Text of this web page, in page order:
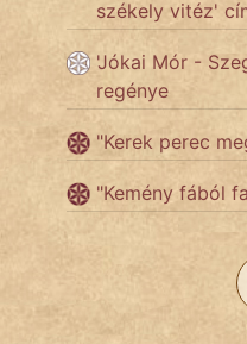
TÖRTÉNELEM
Népszerű szerzőink:
cinege
fantom
Jób Gedeon
székely vitéz'
'Jókai Mór -
regénye
"Kerek perec
"Kemény fából